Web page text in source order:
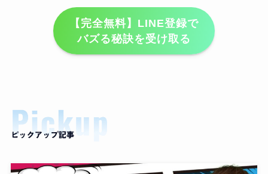
【完全無料】LINE登録で
バズる秘訣を受け取る